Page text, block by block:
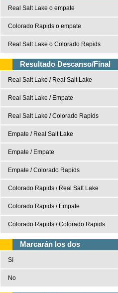
Real Salt Lake o empate
Colorado Rapids o empate
Real Salt Lake o Colorado Rapids
Resultado Descanso/Final
Real Salt Lake / Real Salt Lake
Real Salt Lake / Empate
Real Salt Lake / Colorado Rapids
Empate / Real Salt Lake
Empate / Empate
Empate / Colorado Rapids
Colorado Rapids / Real Salt Lake
Colorado Rapids / Empate
Colorado Rapids / Colorado Rapids
Marcarán los dos
Sí
No
UEFA Nations League A
UEFA Nations League C
Baloncesto
ACB
LEB
NBA
Euroliga
Eurocup
Tenis
Casas de Apuestas